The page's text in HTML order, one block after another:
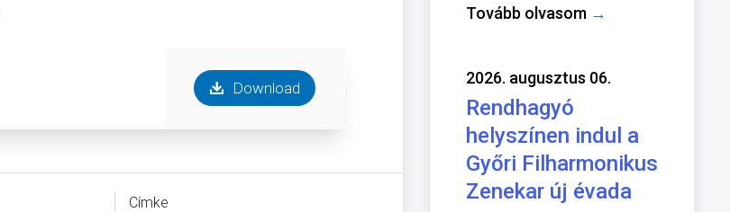
Download
Címke
Tovább olvasom →
2026. augusztus 06.
Rendhagyó
helyszínen indul a
Győri Filharmonikus
Zenekar új évada